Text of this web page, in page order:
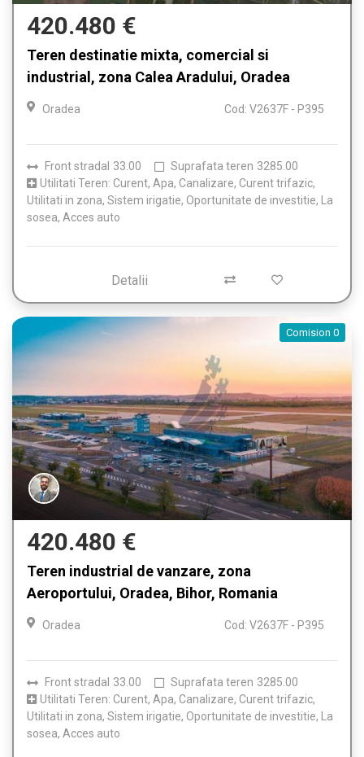
420.480 €
Teren destinatie mixta, comercial si
industrial, zona Calea Aradului, Oradea
Oradea Cod: V2637F - P395
Front stradal 33.00 Suprafata teren 3285.00
Utilitati Teren: Curent, Apa, Canalizare, Curent trifazic,
Utilitati in zona, Sistem irigatie, Oportunitate de investitie, La
sosea, Acces auto
Detalii
Comision 0
420.480 €
Teren industrial de vanzare, zona
Aeroportului, Oradea, Bihor, Romania
Oradea Cod: V2637F - P395
Front stradal 33.00 Suprafata teren 3285.00
Utilitati Teren: Curent, Apa, Canalizare, Curent trifazic,
Utilitati in zona, Sistem irigatie, Oportunitate de investitie, La
sosea, Acces auto